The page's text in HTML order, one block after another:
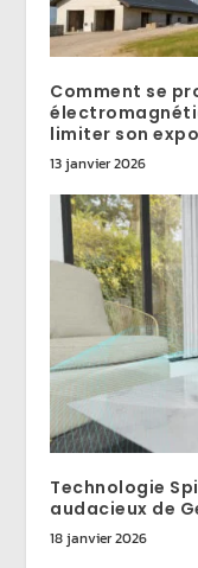
Comment se
limiter son
13 janvier 2026
Technologie
audacieux de
18 janvier 2026